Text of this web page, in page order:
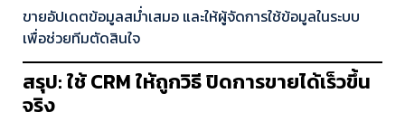
ขายอัปเดตข้อมูลสม่ำเสมอ และให้ผู้จัดการใช้ข้อมูลในระบบ
เพื่อช่วยทีมตัดสินใจ
สรุป: ใช้ CRM ให้ถูกวิธี ปิดการขายได้เร็วขึ้น
จริง